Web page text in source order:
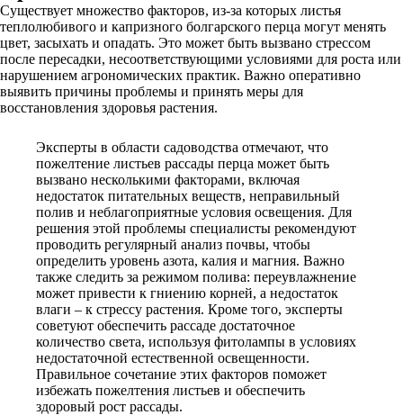
Существует множество факторов, из-за которых листья
теплолюбивого и капризного болгарского перца могут менять
цвет, засыхать и опадать. Это может быть вызвано стрессом
после пересадки, несоответствующими условиями для роста или
нарушением агрономических практик. Важно оперативно
выявить причины проблемы и принять меры для
восстановления здоровья растения.
Эксперты в области садоводства отмечают, что
пожелтение листьев рассады перца может быть
вызвано несколькими факторами, включая
недостаток питательных веществ, неправильный
полив и неблагоприятные условия освещения. Для
решения этой проблемы специалисты рекомендуют
проводить регулярный анализ почвы, чтобы
определить уровень азота, калия и магния. Важно
также следить за режимом полива: переувлажнение
может привести к гниению корней, а недостаток
влаги – к стрессу растения. Кроме того, эксперты
советуют обеспечить рассаде достаточное
количество света, используя фитолампы в условиях
недостаточной естественной освещенности.
Правильное сочетание этих факторов поможет
избежать пожелтения листьев и обеспечить
здоровый рост рассады.